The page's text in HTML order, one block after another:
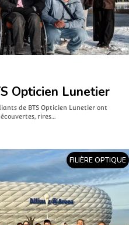
Opticien Lunetier
de BTS Opticien Lunetier ont
rires…
FILIÈRE OPTIQUE